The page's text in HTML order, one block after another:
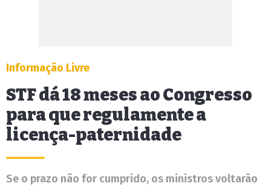
Informação Livre
STF dá 18 meses ao Congresso
para que regulamente a
licença-paternidade
Se o prazo não for cumprido, os ministros voltarão